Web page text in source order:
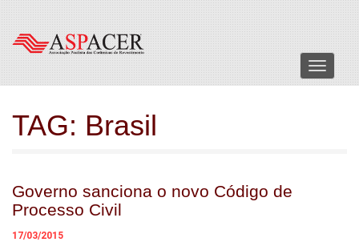
Menu
TAG: Brasil
Governo sanciona o novo Código de
Processo Civil
17/03/2015